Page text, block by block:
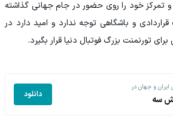
تمرکز خود را روی حضور در جام جهانی گذاشته
و باشگاهی توجه ندارد و امید دارد در
تورنمنت بزرگ فوتبال دنیا قرار بگیرد.
ایران و جهان در
سه دانلود